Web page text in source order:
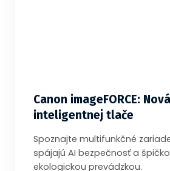
Canon imageFORCE:
inteligentnej tlače
Spoznajte multifunkčné
spájajú AI bezpečnosť a
ekologickou prevádzkou.